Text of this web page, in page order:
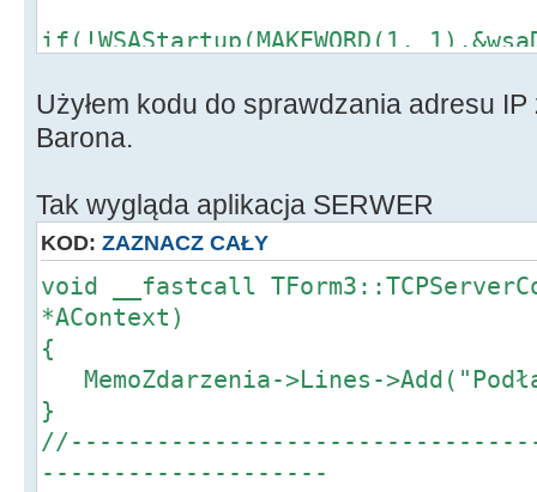
if(!WSAStartup(MAKEWORD(1,
char BufHost[80];
if(gethostname(BufHost,
{
hostent *phe =
if(phe)
{
in_addr addr;
for(int i = 0; phe-
{
CopyMemory(&addr, phe-
sizeof(in_addr));
Użyłem kodu do sprawdzania adresu
Barona.
Tak wygląda aplikacja SERWER
KOD: ZAZNACZ CAŁY
void __fastcall
*AContext)
{
MemoZdarzenia->Lines-
}
--------------------